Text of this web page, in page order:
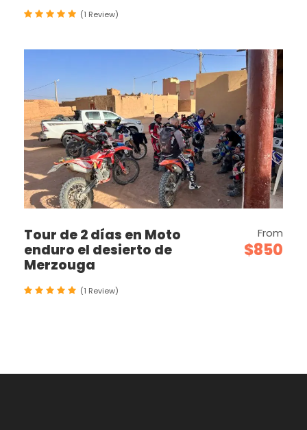
(1 Review)
Tour de 2 días en Moto
enduro el desierto de
Merzouga
From
$850
(1 Review)